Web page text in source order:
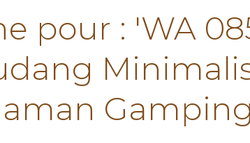
pour : 'WA